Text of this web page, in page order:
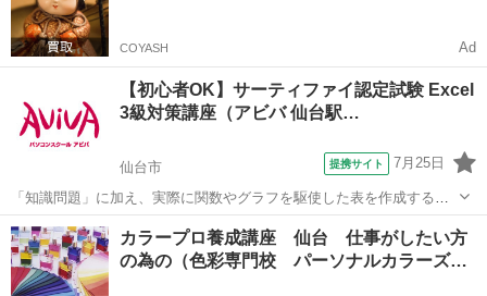
COYASH Ad
【初心者OK】サーティファイ認定試験 Excel
3級対策講座（アビバ 仙台駅…
仙台市 提携サイト 7月25日
「知識問題」に加え、実際に関数やグラフを駆使した表を作成する
「実技問題」を解くことで、実践的な能力を証明できる資格制度の、3
級対策講座です。
宮城 仙台市 その他
カラープロ養成講座 仙台 仕事がしたい方
の為の（色彩専門校 パーソナルカラーズ…